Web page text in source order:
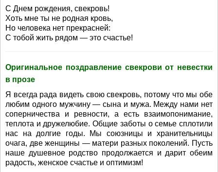
С Днем рождения, свекровь!
Хоть мне ты не родная кровь,
Но человека нет прекрасней:
С тобой жить рядом — это счастье!
Оригинальное поздравление свекрови от невестки
в прозе
Я всегда рада видеть свою свекровь, потому что мы обе
любим одного мужчину — сына и мужа. Между нами нет
соперничества и ревности, а есть взаимопонимание,
теплота и дружелюбие. Общие заботы о семье сплотили
нас на долгие годы. Мы союзницы и хранительницы
очага, две женщины — матери разных поколений. Пусть
наше душевное родство продолжается и дарит обеим
радость, женское счастье и оптимизм!